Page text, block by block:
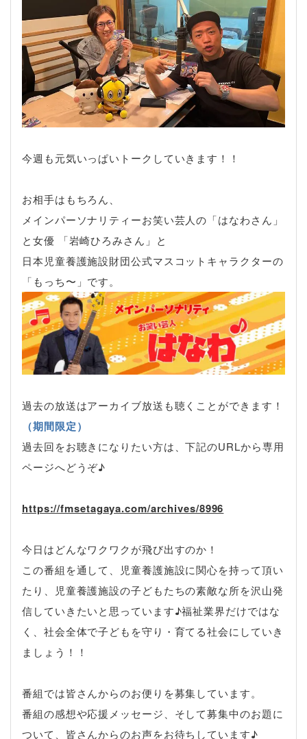
今週も元気いっぱいトークしていきます！！
お相手はもちろん、
メインパーソナリティーお笑い芸人の「はなわさん」
と女優 「岩崎ひろみさん」と
日本児童養護施設財団公式マスコットキャラクターの
「もっち〜」です。
過去の放送はアーカイブ放送も聴くことができます！
（期間限定）
過去回をお聴きになりたい方は、下記のURLから専用
ページへどうぞ♪
https://fmsetagaya.com/archives/8996
今日はどんなワクワクが飛び出すのか！
この番組を通して、児童養護施設に関心を持って頂い
たり、児童養護施設の子どもたちの素敵な所を沢山発
信していきたいと思っています♪福祉業界だけではな
く、社会全体で子どもを守り・育てる社会にしていき
ましょう！！
番組では皆さんからのお便りを募集しています。
番組の感想や応援メッセージ、そして募集中のお題に
ついて、皆さんからのお声をお待ちしています♪